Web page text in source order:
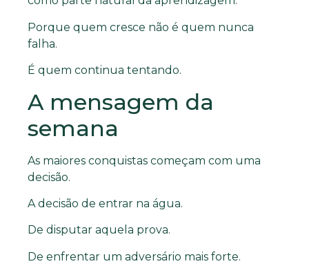
Porque quem cresce não é quem nunca
falha.
É quem continua tentando.
A mensagem da
semana
As maiores conquistas começam com uma
decisão.
A decisão de entrar na água.
De disputar aquela prova.
De enfrentar um adversário mais forte.